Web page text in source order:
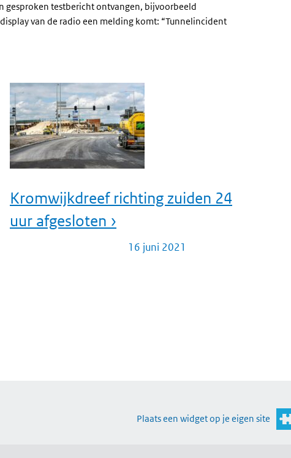
gesproken testbericht ontvangen, bijvoorbeeld
van de radio een melding komt: “Tunnelincident
Kromwijkdreef richting zuiden 24
uur afgesloten ›
16 juni 2021
Plaats een widget op je eigen site